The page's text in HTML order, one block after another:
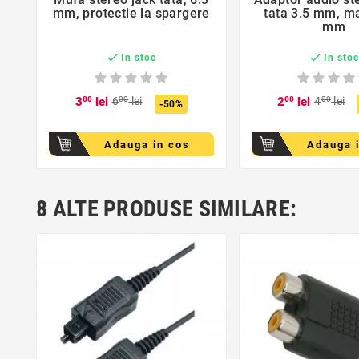

favorite_border
mm, protectie la spargere
 In stoc
300lei 600lei -50%
Adauga in cos
tata 3.5 mm,
mm
 In stoc
200 lei 400lei
Adauga
8 ALTE PRODUSE SIMILARE: